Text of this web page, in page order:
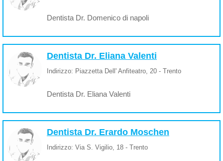
Dentista Dr. Domenico di napoli
Dentista Dr. Eliana Valenti
Indirizzo: Piazzetta Dell' Anfiteatro, 20 - Trento
Dentista Dr. Eliana Valenti
Dentista Dr. Erardo Moschen
Indirizzo: Via S. Vigilio, 18 - Trento